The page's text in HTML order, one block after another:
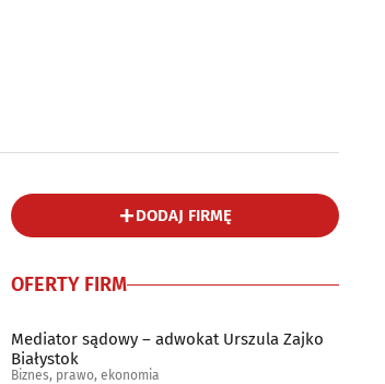
DODAJ FIRMĘ
OFERTY FIRM
Mediator sądowy – adwokat Urszula Zajko
Białystok
Biznes, prawo, ekonomia